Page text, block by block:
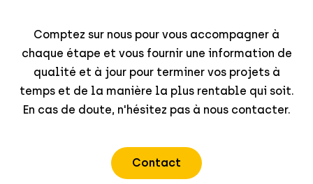
Comptez sur nous pour vous accompagner à
chaque étape et vous fournir une information de
qualité et à jour pour terminer vos projets à
temps et de la manière la plus rentable qui soit.
En cas de doute, n'hésitez pas à nous contacter.
Contact